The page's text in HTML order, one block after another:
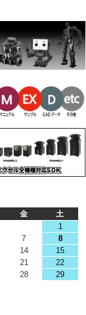
金
土
1
7
8
14
15
21
22
28
29